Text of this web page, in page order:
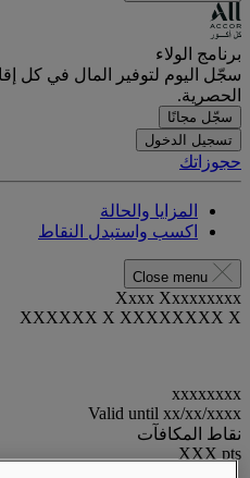
برنامج الولاء
سجّل اليوم لتوفير المال في كل
الحصرية.
سجّل مجانًا
تسجيل الدخول
حجوزاتك
المزايا والحالة
اكسب واستبدل النقاط
Close menu
Xxxx Xxxxxxxxx
XXXXXX X XXXXXXXX X
xxxxxxxx
Valid until xx/xx/xxxx
نقاط المكافآت
XXX pts